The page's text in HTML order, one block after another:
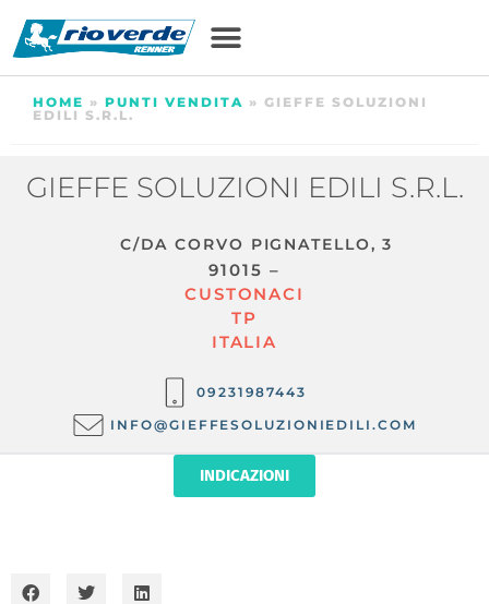
HOME » PUNTI VENDITA » GIEFFE SOLUZIONI
EDILI S.R.L.
GIEFFE SOLUZIONI EDILI S.R.L.
C/DA CORVO PIGNATELLO, 3
91015 –
CUSTONACI
TP
ITALIA
09231987443
INFO@GIEFFESOLUZIONIEDILI.COM
INDICAZIONI